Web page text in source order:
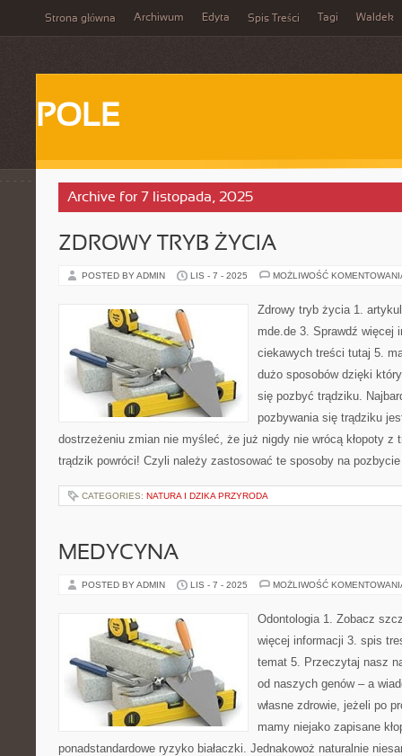
Strona główna Archiwum Edyta Spis Treści Tagi Waldek
POLE
Archive for 7 listopada, 2025
ZDROWY TRYB ŻYCIA
POSTED BY ADMIN LIS - 7 - 2025 MOŻLIWOŚĆ
Zdrowy tryb życia 1.
mde.de 3. Sprawdź więcej
ciekawych treści tutaj 5.
dużo sposobów dzięki
się pozbyć trądziku.
pozbywania się trądziku
dostrzeżeniu zmian nie myśleć, że już nigdy nie wrócą kłopoty z
trądzik powróci! Czyli należy zastosować te sposoby na
CATEGORIES: NATURA I DZIKA PRZYRODA
MEDYCYNA
POSTED BY ADMIN LIS - 7 - 2025 MOŻLIWOŚĆ
Odontologia 1. Zobacz
więcej informacji 3. spis
temat 5. Przeczytaj nasz
od naszych genów – a
własne zdrowie, jeżeli po
mamy niejako zapisane
ponadstandardowe ryzyko białaczki. Jednakowoż naturalnie